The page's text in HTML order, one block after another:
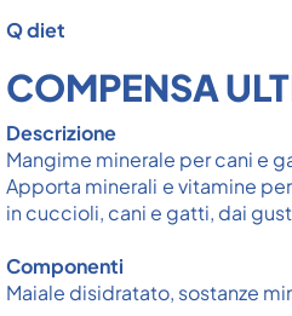
Q diet
COMPENSA
Descrizione
Mangime minerale per cani e
Apporta minerali e vitamine
in cuccioli, cani e gatti, dai
Componenti
Maiale disidratato, sostanze